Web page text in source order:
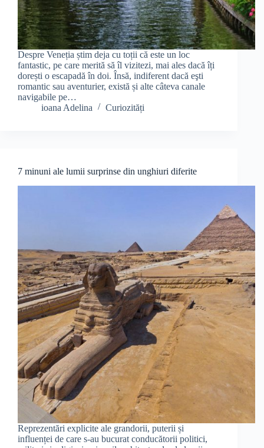
Despre Veneția știm deja cu toții că este un loc
fantastic, pe care merită să îl vizitezi, mai ales dacă îți
dorești o escapadă în doi. Însă, indiferent dacă eşti
romantic sau aventurier, există și alte câteva canale
navigabile pe…
ioana Adelina
Curiozități
7 minuni ale lumii surprinse din unghiuri diferite
Reprezentări explicite ale grandorii, puterii și
influenței de care s-au bucurat conducătorii politici,